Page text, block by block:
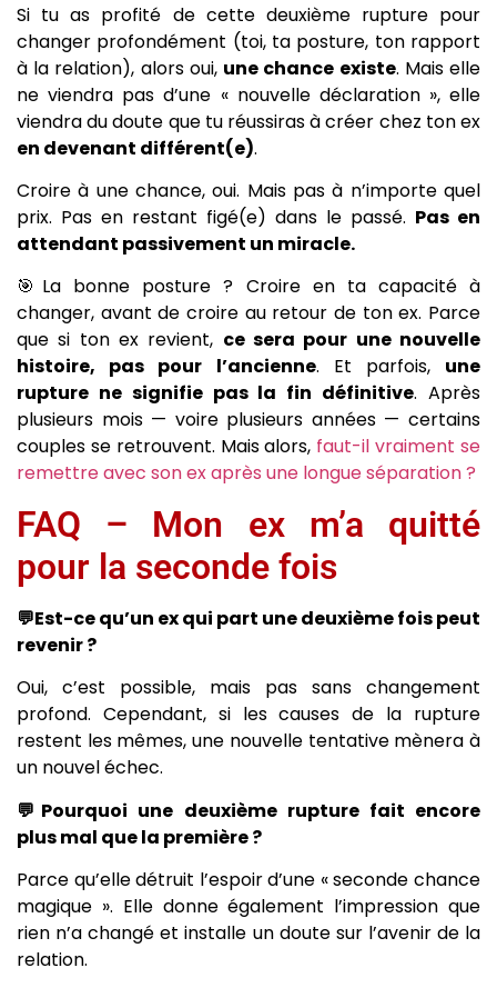
Si tu as profité de cette deuxième rupture pour
changer profondément (toi, ta posture, ton rapport
à la relation), alors oui, une chance existe. Mais elle
ne viendra pas d’une « nouvelle déclaration », elle
viendra du doute que tu réussiras à créer chez ton ex
en devenant différent(e).
Croire à une chance, oui. Mais pas à n’importe quel
prix. Pas en restant figé(e) dans le passé. Pas en
attendant passivement un miracle.
🎯La bonne posture ? Croire en ta capacité à
changer, avant de croire au retour de ton ex. Parce
que si ton ex revient, ce sera pour une nouvelle
histoire, pas pour l’ancienne. Et parfois, une
rupture ne signifie pas la fin définitive. Après
plusieurs mois — voire plusieurs années — certains
couples se retrouvent. Mais alors, faut-il vraiment se
remettre avec son ex après une longue séparation ?
FAQ – Mon ex m’a quitté
pour la seconde fois
💬Est-ce qu’un ex qui part une deuxième fois peut
revenir ?
Oui, c’est possible, mais pas sans changement
profond. Cependant, si les causes de la rupture
restent les mêmes, une nouvelle tentative mènera à
un nouvel échec.
💬Pourquoi une deuxième rupture fait encore
plus mal que la première ?
Parce qu’elle détruit l’espoir d’une « seconde chance
magique ». Elle donne également l’impression que
rien n’a changé et installe un doute sur l’avenir de la
relation.